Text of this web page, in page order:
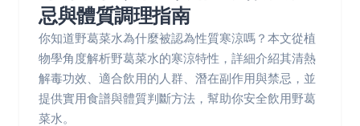
忌與體質調理指南
你知道野葛菜水為什麼被認為性質寒涼嗎？本文從植
物學角度解析野葛菜水的寒涼特性，詳細介紹其清熱
解毒功效、適合飲用的人群、潛在副作用與禁忌，並
提供實用食譜與體質判斷方法，幫助你安全飲用野葛
菜水。